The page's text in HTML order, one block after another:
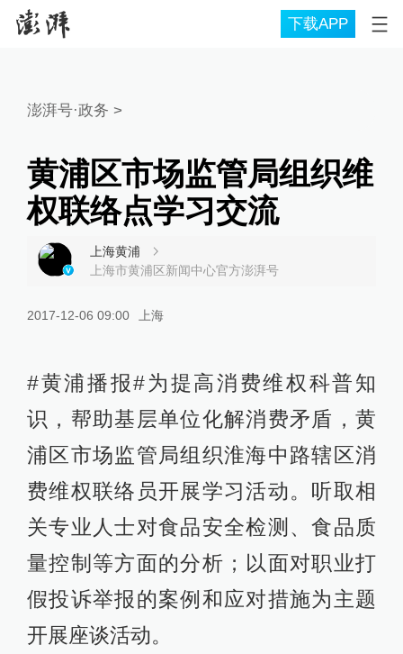
下载APP
澎湃号·政务 >
黄浦区市场监管局组织维
权联络点学习交流
上海黄浦
上海市黄浦区新闻中心官方澎湃号
2017-12-06 09:00 上海
#黄浦播报#为提高消费维权科普知
识，帮助基层单位化解消费矛盾，黄
浦区市场监管局组织淮海中路辖区消
费维权联络员开展学习活动。听取相
关专业人士对食品安全检测、食品质
量控制等方面的分析；以面对职业打
假投诉举报的案例和应对措施为主题
开展座谈活动。